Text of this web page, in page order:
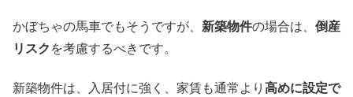
かぼちゃの馬車でもそうですが、 新築物件の場合は、 倒産
リスク を考慮するべきです。
新築物件は、入居付に強く、家賃も通常より 高めに設定で